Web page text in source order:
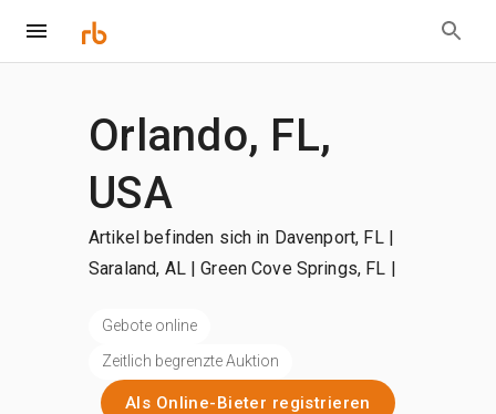
Orlando, FL,
USA
Artikel befinden sich in Davenport, FL |
Saraland, AL | Green Cove Springs, FL |
Gebote online
Zeitlich begrenzte Auktion
Als Online-Bieter registrieren